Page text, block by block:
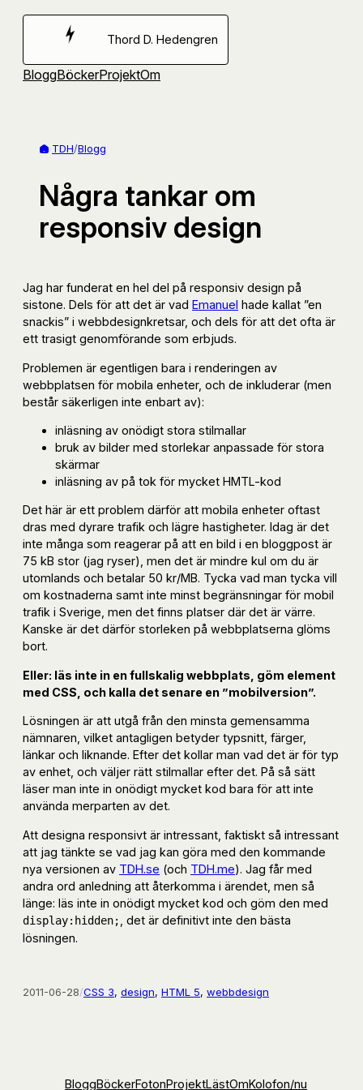
Hoppa
Thord D. Hedengren
BloggBöckerProjektOm
TDH/Blogg
Några tankar om
responsiv design
Jag har funderat en hel del på responsiv design på
sistone. Dels för att det är vad Emanuel hade kallat ”en
snackis” i webbdesignkretsar, och dels för att det ofta är
ett trasigt genomförande som erbjuds.
Problemen är egentligen bara i renderingen av
webbplatsen för mobila enheter, och de inkluderar (men
består säkerligen inte enbart av):
inläsning av onödigt stora stilmallar
bruk av bilder med storlekar anpassade för stora
skärmar
inläsning av på tok för mycket HMTL-kod
Det här är ett problem därför att mobila enheter oftast
dras med dyrare trafik och lägre hastigheter. Idag är det
inte många som reagerar på att en bild i en bloggpost är
75 kB stor (jag ryser), men det är mindre kul om du är
utomlands och betalar 50 kr/MB. Tycka vad man tycka vill
om kostnaderna samt inte minst begränsningar för mobil
trafik i Sverige, men det finns platser där det är värre.
Kanske är det därför storleken på webbplatserna glöms
bort.
Eller: läs inte in en fullskalig webbplats, göm element
med CSS, och kalla det senare en ”mobilversion”.
Lösningen är att utgå från den minsta gemensamma
nämnaren, vilket antagligen betyder typsnitt, färger,
länkar och liknande. Efter det kollar man vad det är för typ
av enhet, och väljer rätt stilmallar efter det. På så sätt
läser man inte in onödigt mycket kod bara för att inte
använda merparten av det.
Att designa responsivt är intressant, faktiskt så intressant
att jag tänkte se vad jag kan göra med den kommande
nya versionen av TDH.se (och TDH.me). Jag får med
andra ord anledning att återkomma i ärendet, men så
länge: läs inte in onödigt mycket kod och göm den med
display:hidden;
, det är definitivt inte den bästa
lösningen.
2011-06-28/CSS 3, design, HTML 5, webbdesign
BloggBöckerFotonProjektLästOmKolofon/nu